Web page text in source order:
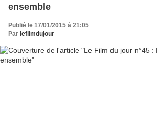
ensemble
Publié le 17/01/2015 à 21:05
Par lefilmdujour